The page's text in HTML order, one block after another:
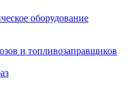
оборудование
и топливозаправщиков